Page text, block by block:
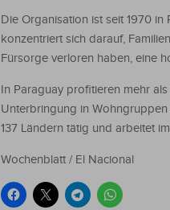
Die Organisation ist seit 1970
konzentriert sich darauf,
Fürsorge verloren haben, eine
In Paraguay profitieren mehr
Unterbringung in
137 Ländern tätig und arbeitet
Wochenblatt / El Nacional